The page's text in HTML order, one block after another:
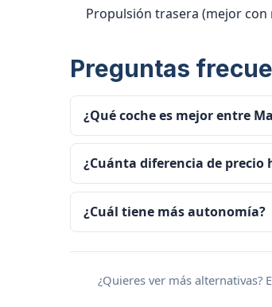
Propulsión trasera (mejor con
Preguntas
¿Qué coche es mejor entre
¿Cuánta diferencia de precio
¿Cuál tiene más autonomía?
¿Quieres ver más alternativas?